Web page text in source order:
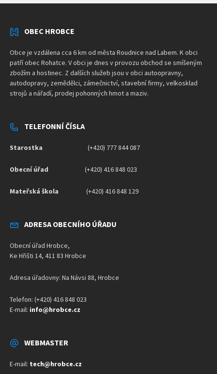
OBEC HROBCE
Obce je vzdálena cca 6 km od města Roudnice nad Labem. K obci
patří obec Rohatce. V obci je dnes v provozu obchod se smíšeným
zbožím a hostinec. Z dalších služeb jsou v obci autoopravny,
autodopravy, zemědělci, zámečnictví, stavební firmy, velkosklad
strojů a nářadí, prodej pohonných hmot a maziv.
TELEFONNÍ ČÍSLA
Starostka (+420) 777 844 087
Obecní úřad (+420) 416 848 023
Mateřská škola (+420) 416 848 129
ADRESA OBECNÍHO ÚŘADU
Obecní úřad Hrobce,
Ke Hřišti 14, 411 83 Hrobce
Adresa úřadovny: Na Návsi 88, Hrobce
Telefon: (+420) 416 848 023
E-mail: info@hrobce.cz
WEBMASTER
E-mail: tech@hrobce.cz